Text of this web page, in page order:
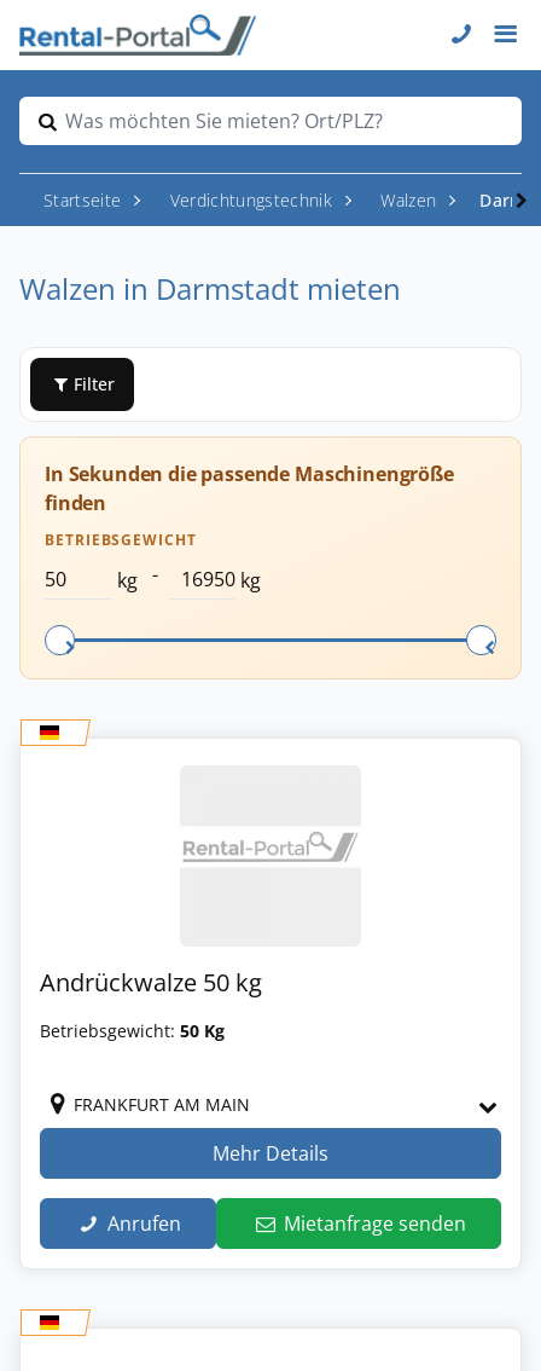
Was möchten Sie mieten? Ort/PLZ?
Startseite Verdichtungstechnik Walzen
Walzen in Darmstadt mieten
Filter
In Sekunden die passende Maschinengröße
finden
BETRIEBSGEWICHT
kg - kg
Andrückwalze 50 kg
Betriebsgewicht: 50 Kg
FRANKFURT AM MAIN
Mehr Details
Anrufen Mietanfrage senden